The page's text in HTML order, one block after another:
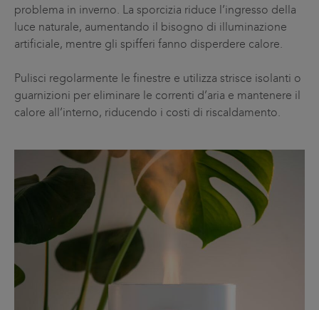
problema in inverno. La sporcizia riduce l’ingresso della
luce naturale, aumentando il bisogno di illuminazione
artificiale, mentre gli spifferi fanno disperdere calore.
Pulisci regolarmente le finestre e utilizza strisce isolanti o
guarnizioni per eliminare le correnti d’aria e mantenere il
calore all’interno, riducendo i costi di riscaldamento.